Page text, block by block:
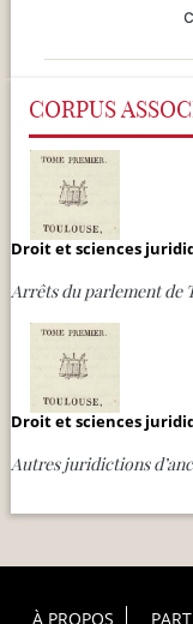
CORPUS
Droit et sciences
Arrêts du parlement de
Droit et sciences
Autres juridictions
À PROPOS